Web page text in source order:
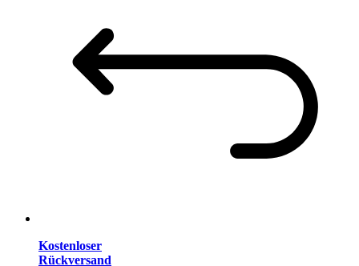
Kostenloser
Rückversand